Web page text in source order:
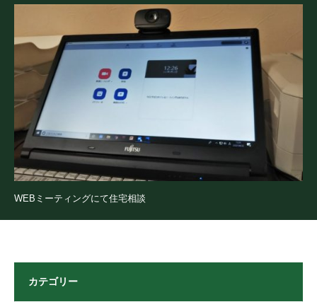
WEBミーティングにて住宅相談
カテゴリー